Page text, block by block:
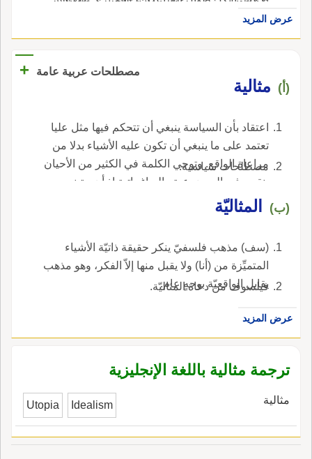
الليلِ المِثالَ المُمَهَّد وفي حديث عكرمة: أَن رجلاً
من أَهل الجنة كان مُسْتَلْقِياً على مُثُله هي جمع
وهي من البَصرة على ليلتين.
في القاموس ضبط بالضم) قال مالك بن الرَّيْب أَلا
ليت شِعْري عل تَغَيَّرَتِ الرَّحَى رَحَى المِثْل، أَو
أَمْسَتْ بفَلْجٍ كما هِيَا.
عرض المزيد
مصطلحات عربية عامة +
(أ) مثالية
اعتقاد بأن السياسة ينبغي أن تتحكم فيها مثل عليا
تعتمد على ما ينبغي أن تكون عليه الأشياء بدلا من
مراعاة الواقع. وتوحي الكلمة في الكثير من الأحيان
بنقص في الموضوعية والبراغماتية إذ أن متبني
المثالية لا يأخذ في الحسبان نقصان وحدود الطبيعة
الإنسانية والمجتمع.
مصطلحات سياسية.
(ب) المثاليّة
(سف) مذهب فلسفيّ ينكر حقيقة ذاتيّة الأشياء
المتميِّزة من (أنا) ولا يقبل منها إلاّ الفكر، وهو مذهب
يقابل الواقعيّة بوجهٍ عام.
فيلسوف من دعاة المثاليّة.
عرض المزيد
ترجمة مثالية باللغة الإنجليزية
مثالية Utopia Idealism